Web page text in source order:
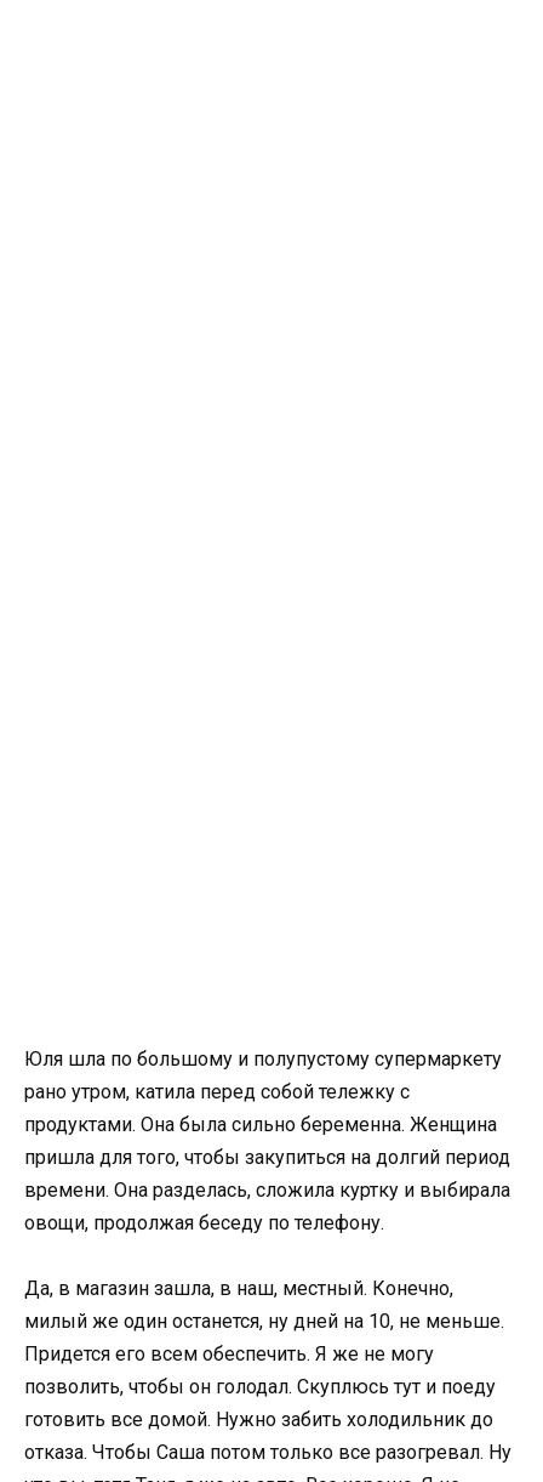
Юля шла по большому и полупустому супермаркету
рано утром, катила перед собой тележку с
продуктами. Она была сильно беременна. Женщина
пришла для того, чтобы закупиться на долгий период
времени. Она разделась, сложила куртку и выбирала
овощи, продолжая беседу по телефону.
Да, в магазин зашла, в наш, местный. Конечно,
милый же один останется, ну дней на 10, не меньше.
Придется его всем обеспечить. Я же не могу
позволить, чтобы он голодал. Скуплюсь тут и поеду
готовить все домой. Нужно забить холодильник до
отказа. Чтобы Саша потом только все разогревал. Ну